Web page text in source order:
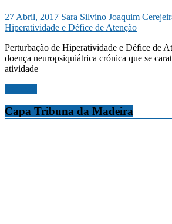
27 Abril, 2017 Sara Silvino Joaquim
Hiperatividade e Défice de Atenção
Perturbação de Hiperatividade e Défice de
doença neuropsiquiátrica crónica que se
atividade
Capa Tribuna da Madeira